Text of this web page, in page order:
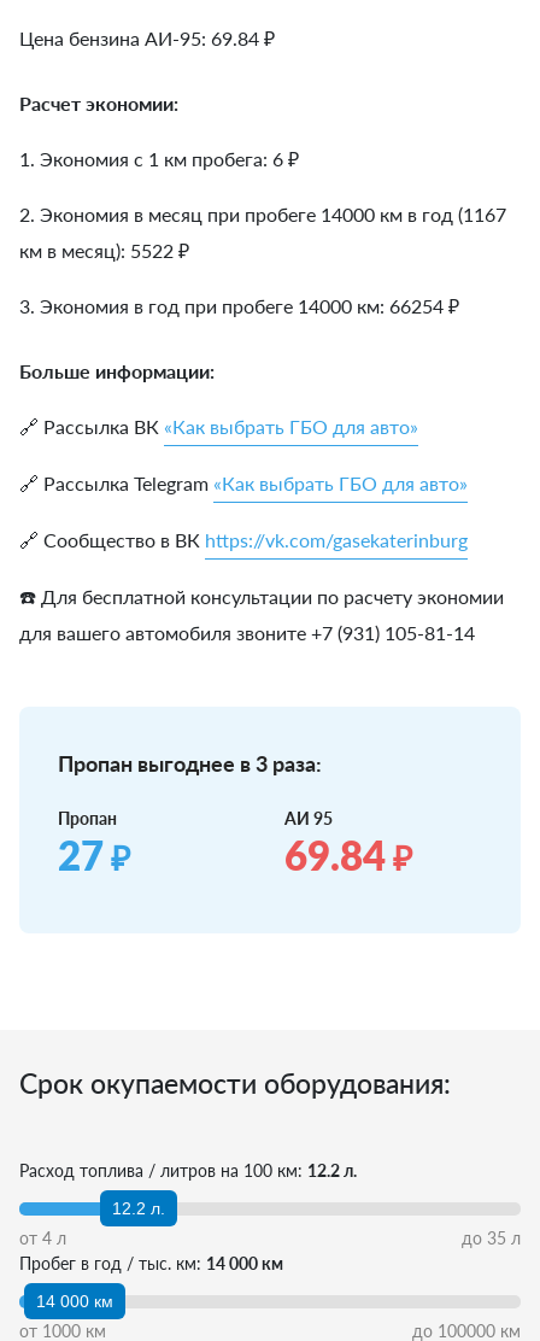
Цена бензина АИ-95: 69.84 ₽
Расчет экономии:
1. Экономия с 1 км пробега: 6 ₽
2. Экономия в месяц при пробеге 14000 км в год (1167
км в месяц): 5522 ₽
3. Экономия в год при пробеге 14000 км: 66254 ₽
Больше информации:
🔗 Рассылка ВК «Как выбрать ГБО для авто»
🔗 Рассылка Telegram «Как выбрать ГБО для авто»
🔗 Сообщество в ВК https://vk.com/gasekaterinburg
☎️ Для бесплатной консультации по расчету экономии
для вашего автомобиля звоните +7 (931) 105-81-14
Пропан выгоднее в 3 раза:
Пропан
27₽
АИ 95
69.84₽
Срок окупаемости оборудования:
Расход топлива / литров на 100 км: 12.2 л.
12.2 л.
от 4 л до 35 л
Пробег в год / тыс. км: 14 000 км
14 000 км
от 1000 км до 100000 км